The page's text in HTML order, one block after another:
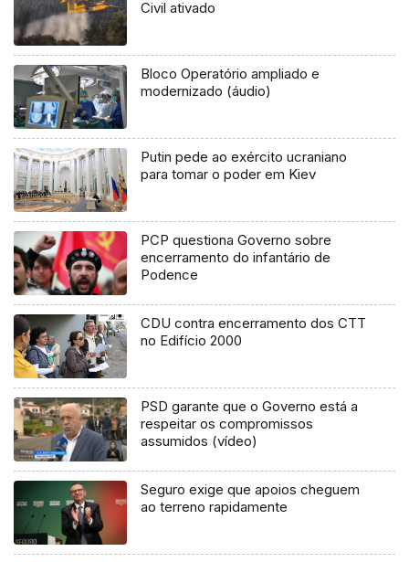
Civil ativado
Bloco Operatório ampliado e
modernizado (áudio)
Putin pede ao exército ucraniano
para tomar o poder em Kiev
PCP questiona Governo sobre
encerramento do infantário de
Podence
CDU contra encerramento dos CTT
no Edifício 2000
PSD garante que o Governo está a
respeitar os compromissos
assumidos (vídeo)
Seguro exige que apoios cheguem
ao terreno rapidamente